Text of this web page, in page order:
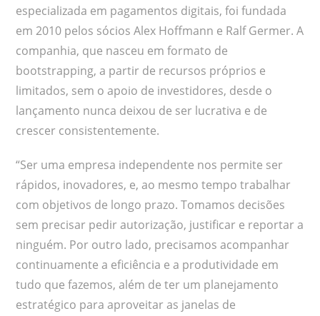
especializada em pagamentos digitais, foi fundada
em 2010 pelos sócios Alex Hoffmann e Ralf Germer. A
companhia, que nasceu em formato de
bootstrapping, a partir de recursos próprios e
limitados, sem o apoio de investidores, desde o
lançamento nunca deixou de ser lucrativa e de
crescer consistentemente.
“Ser uma empresa independente nos permite ser
rápidos, inovadores, e, ao mesmo tempo trabalhar
com objetivos de longo prazo. Tomamos decisões
sem precisar pedir autorização, justificar e reportar a
ninguém. Por outro lado, precisamos acompanhar
continuamente a eficiência e a produtividade em
tudo que fazemos, além de ter um planejamento
estratégico para aproveitar as janelas de